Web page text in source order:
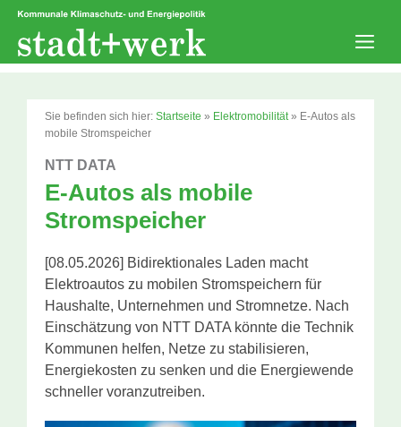
Zum
springen
Sie befinden sich hier: Startseite » Elektromobilität» E-Autos als
mobile Stromspeicher
NTT DATA
E-Autos als mobile
Stromspeicher
[08.05.2026] Bidirektionales Laden macht
Elektroautos zu mobilen Stromspeichern für
Haushalte, Unternehmen und Stromnetze. Nach
Einschätzung von NTT DATA könnte die Technik
Kommunen helfen, Netze zu stabilisieren,
Energiekosten zu senken und die Energiewende
schneller voranzutreiben.